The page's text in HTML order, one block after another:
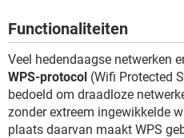
Functionaliteiten
Veel hedendaagse netwerken
WPS-protocol (Wifi Protected
bedoeld om draadloze
zonder extreem ingewikkelde
plaats daarvan maakt WPS